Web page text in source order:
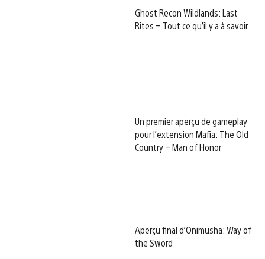
Ghost Recon Wildlands: Last
Rites – Tout ce qu’il y a à savoir
Un premier aperçu de gameplay
pour l’extension Mafia: The Old
Country – Man of Honor
Aperçu final d’Onimusha: Way of
the Sword